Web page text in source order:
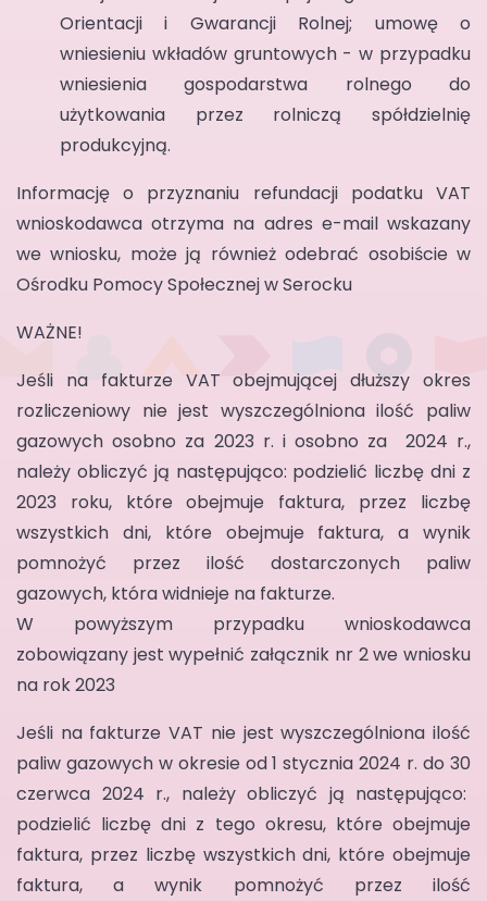
Orientacji i Gwarancji Rolnej; umowę o
wniesieniu wkładów gruntowych - w przypadku
wniesienia gospodarstwa rolnego do
użytkowania przez rolniczą spółdzielnię
produkcyjną.
Informację o przyznaniu refundacji podatku VAT
wnioskodawca otrzyma na adres e-mail wskazany
we wniosku, może ją również odebrać osobiście w
Ośrodku Pomocy Społecznej w Serocku
WAŻNE!
Jeśli na fakturze VAT obejmującej dłuższy okres
rozliczeniowy nie jest wyszczególniona ilość paliw
gazowych osobno za 2023 r. i osobno za 2024 r.,
należy obliczyć ją następująco: podzielić liczbę dni z
2023 roku, które obejmuje faktura, przez liczbę
wszystkich dni, które obejmuje faktura, a wynik
pomnożyć przez ilość dostarczonych paliw
gazowych, która widnieje na fakturze.
W powyższym przypadku wnioskodawca
zobowiązany jest wypełnić załącznik nr 2 we wniosku
na rok 2023
Jeśli na fakturze VAT nie jest wyszczególniona ilość
paliw gazowych w okresie od 1 stycznia 2024 r. do 30
czerwca 2024 r., należy obliczyć ją następująco:
podzielić liczbę dni z tego okresu, które obejmuje
faktura, przez liczbę wszystkich dni, które obejmuje
faktura, a wynik pomnożyć przez ilość